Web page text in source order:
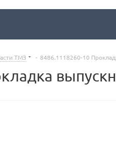
ТМЗ - 8486.1118260-10